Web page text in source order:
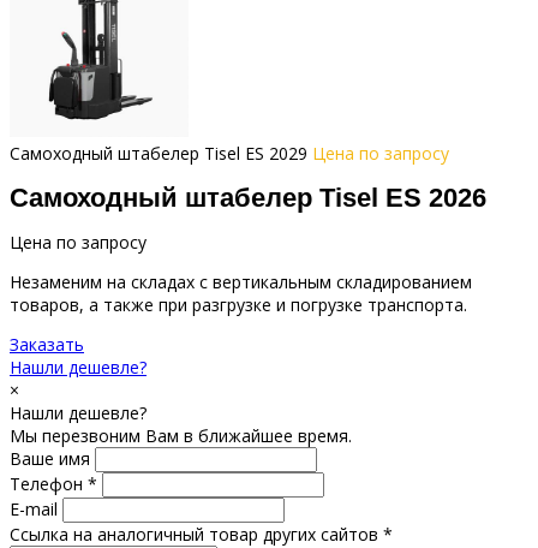
Самоходный штабелер Tisel ES 2029 Цена по запросу
Самоходный штабелер Tisel ES 2026
Цена по запросу
Незаменим на складах с вертикальным складированием
товаров, а также при разгрузке и погрузке транспорта.
Заказать
Нашли дешевле?
×
Нашли дешевле?
Мы перезвоним Вам в ближайшее время.
Ваше имя
Телефон *
E-mail
Ссылка на аналогичный товар других сайтов *